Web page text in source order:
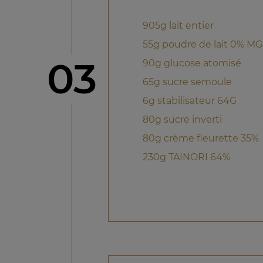
étape
03
905g lait entier
55g poudre de lait 0% MG
90g glucose atomisé
65g sucre semoule
6g stabilisateur 64G
80g sucre inverti
80g crème fleurette 35%
230g TAINORI 64%